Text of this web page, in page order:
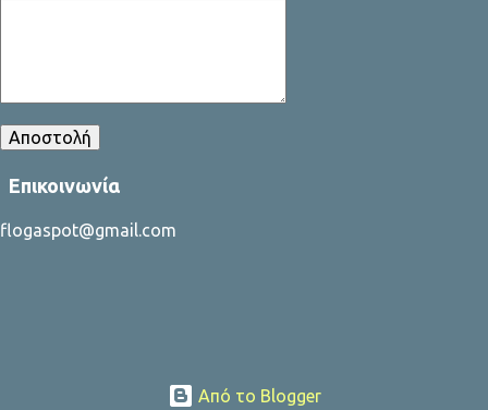
Επικοινωνία
flogaspot@gmail.com
Από το Blogger